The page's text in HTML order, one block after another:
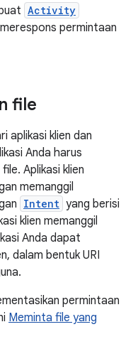
Activity
permintaan
file
aplikasi klien dan
Anda harus
Aplikasi klien
memanggil
Intent yang berisi
klien memanggil
Anda dapat
dalam bentuk URI
permintaan
Meminta file yang